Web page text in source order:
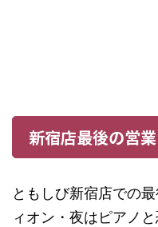
新宿店最後の営
ともしび新宿店での
ィオン・夜はピアノ